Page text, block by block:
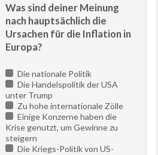
Was sind deiner Meinung
nach hauptsächlich die
Ursachen für die Inflation in
Europa?
Die nationale Politik
Die Handelspolitik der USA
unter Trump
Zu hohe internationale Zölle
Einige Konzerne haben die
Krise genutzt, um Gewinne zu
steigern
Die Kriegs-Politik von US-